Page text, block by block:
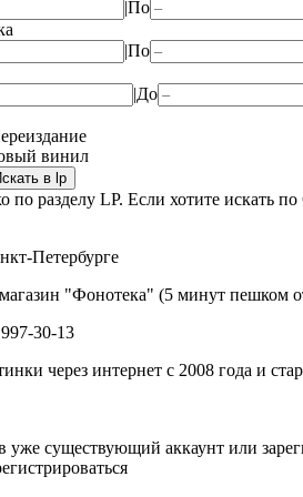
|По
|По
|До
винил
в lp
по разделу LP. Если хотите искать
Петербурге
"Фонотека" (5 минут пешком
30-13
через интернет c 2008 года и
существующий аккаунт или